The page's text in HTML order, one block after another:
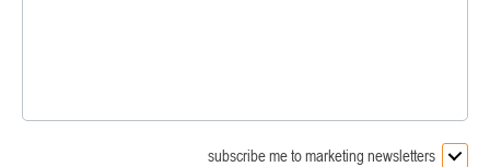
subscribe me to marketing newsletters